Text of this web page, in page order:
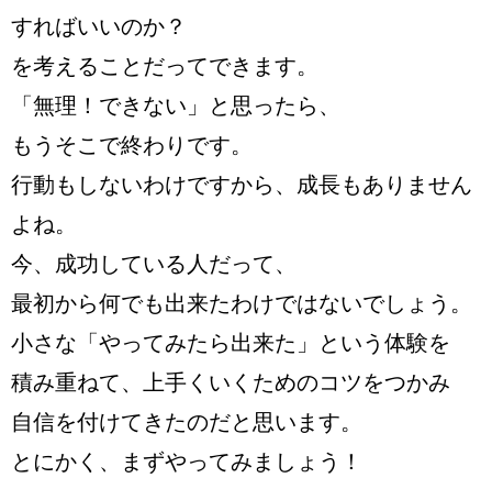
すればいいのか？
を考えることだってできます。
「無理！できない」と思ったら、
もうそこで終わりです。
行動もしないわけですから、成長もありません
よね。
今、成功している人だって、
最初から何でも出来たわけではないでしょう。
小さな「やってみたら出来た」という体験を
積み重ねて、上手くいくためのコツをつかみ
自信を付けてきたのだと思います。
とにかく、まずやってみましょう！